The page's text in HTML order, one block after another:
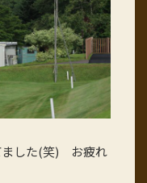
ました(笑) お疲れ